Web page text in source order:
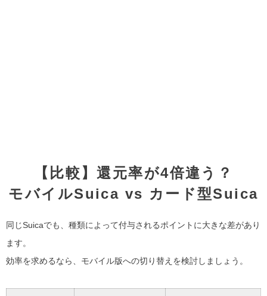
【比較】還元率が4倍違う？
モバイルSuica vs カード型Suica
同じSuicaでも、種類によって付与されるポイントに大きな差があり
ます。
効率を求めるなら、モバイル版への切り替えを検討しましょう。